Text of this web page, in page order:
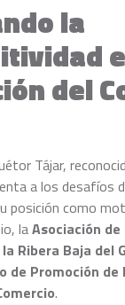
la
e
del
Tájar,
a los desafíos
posición como
laAsociación
Ribera Baja del
de Promoción
.